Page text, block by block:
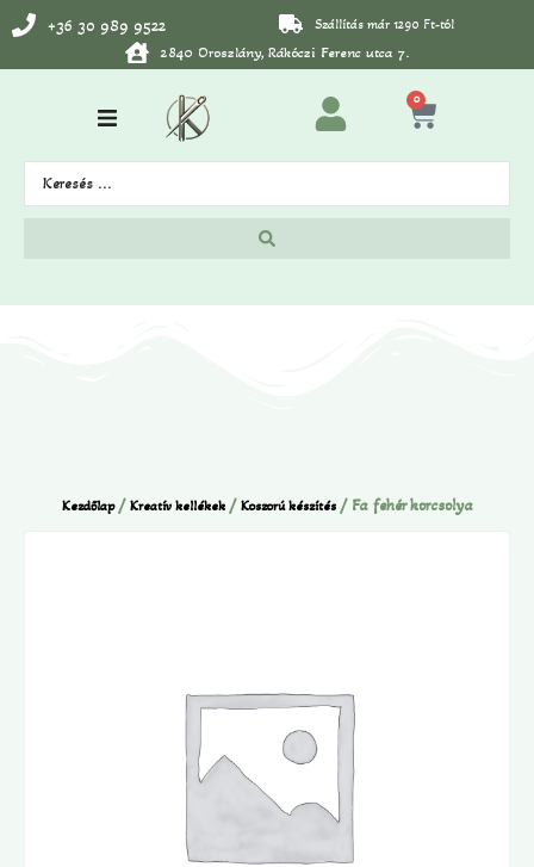
+36 30 989 9522 Szállítás már 1290 Ft-tól
2840 Oroszlány, Rákóczi Ferenc utca 7.
0
Kezdőlap/ Kreatív kellékek/ Koszorú készítés/ Fa fehér korcsolya